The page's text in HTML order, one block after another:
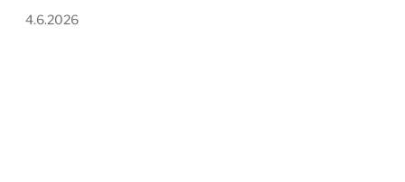
4.6.2026